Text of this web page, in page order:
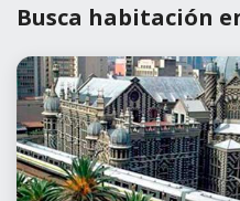
Busca habitación